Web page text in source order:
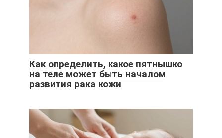
Как определить, какое пятнышко
на теле может быть началом
развития рака кожи